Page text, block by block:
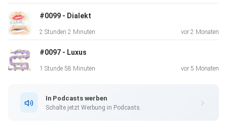
#0099 - Dialekt
2 Stunden 2 Minuten vor 2 Monaten
#0097 - Luxus
1 Stunde 58 Minuten vor 5 Monaten
In Podcasts werben
Schalte jetzt Werbung in Podcasts.